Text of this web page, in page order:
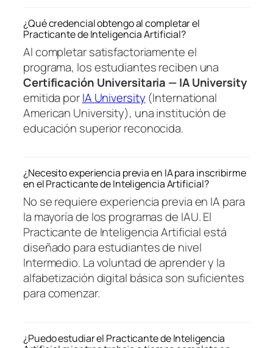
¿Qué credencial obtengo al completar el
Practicante de Inteligencia Artificial?
Al completar satisfactoriamente el
programa, los estudiantes reciben una
Certificación Universitaria — IA University
emitida porIA University (International
American University), una institución de
educación superior reconocida.
¿Necesito experiencia previa en IA para inscribirme
en el Practicante de Inteligencia Artificial?
No se requiere experiencia previa en IA para
la mayoría de los programas de IAU. El
Practicante de Inteligencia Artificial está
diseñado para estudiantes de nivel
Intermedio. La voluntad de aprender y la
alfabetización digital básica son suficientes
para comenzar.
¿Puedo estudiar el Practicante de Inteligencia